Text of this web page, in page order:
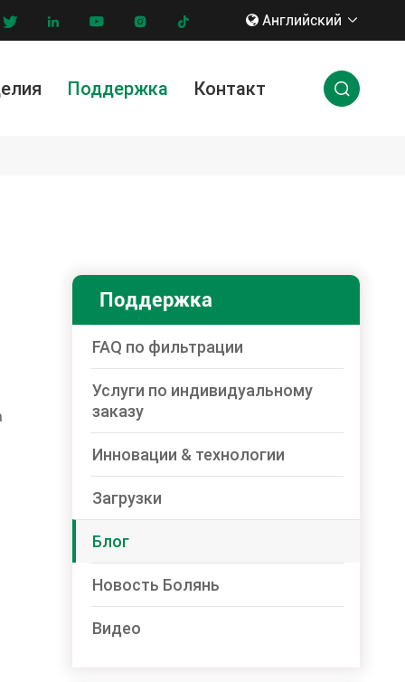
     Английский 
Поддержка Контакт 
Поддержка
FAQ по фильтрации
Услуги по индивидуальному
заказу
Инновации & технологии
Загрузки
Блог
Новость Болянь
Видео